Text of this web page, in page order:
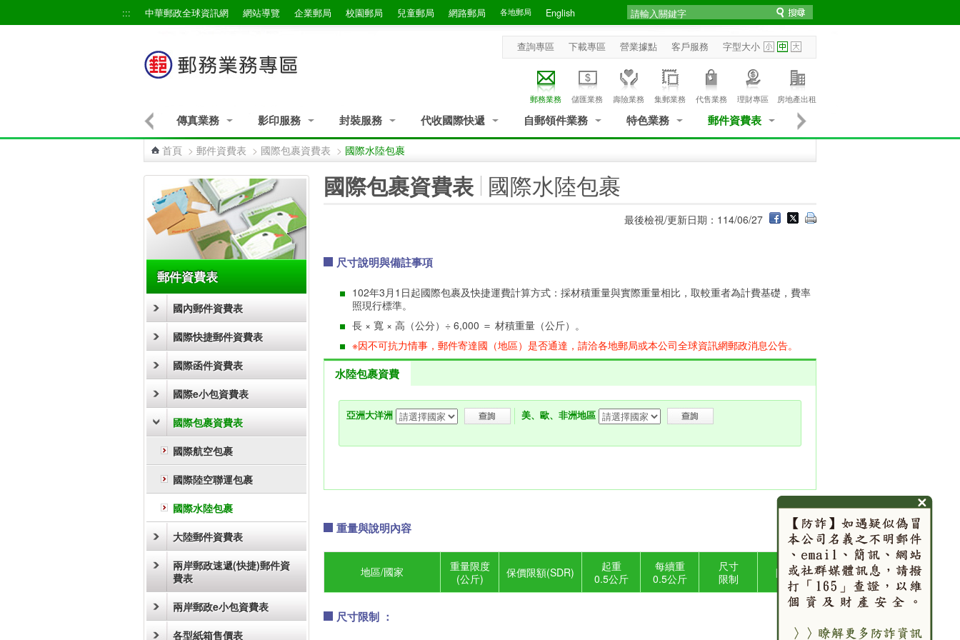
::: 中華郵政全球資訊網 網站導覽 企業郵局 校園郵局 兒童郵局 網路郵局 各地郵局 English
查詢專區 下載專區 營業據點 客戶服務 字型大小
郵務業務 儲匯業務 壽險業務 集郵業務 代售業務 理財專區 房地產出租
傳真業務 影印服務 封裝服務 代收國際快遞 自郵領件業務 特色業務 郵件資費表
首頁 > 郵件資費表 > 國際包裹資費表 > 國際水陸包裹
郵件資費表
國內郵件資費表
國際快捷郵件資費表
國際函件資費表
國際e小包資費表
國際包裹資費表
國際航空包裹
國際陸空聯運包裹
國際水陸包裹
大陸郵件資費表
兩岸郵政速遞(快捷)郵件資
費表
兩岸郵政e小包資費表
各型紙箱售價表
國際包裹資費表 國際水陸包裹
最後檢視/更新日期：114/06/27
尺寸說明與備註事項
102年3月1日起國際包裹及快捷運費計算方式：採材積重量與實際重量相比，取較重者為計費基礎，費率
照現行標準。
長 × 寬 × 高（公分）÷ 6,000 ＝ 材積重量（公斤）。
※因不可抗力情事，郵件寄達國（地區）是否通達，請洽各地郵局或本公司全球資訊網郵政消息公告。
水陸包裹資費
亞洲大洋洲 美、歐、非洲地區
重量與說明內容
地區/國家
重量限度
(公斤)
保價限額(SDR)
起重
0.5公斤
每續重
0.5公斤
尺寸
限制
附 註
尺寸限制 ：